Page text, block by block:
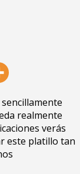
realmente
verás
este platillo tan